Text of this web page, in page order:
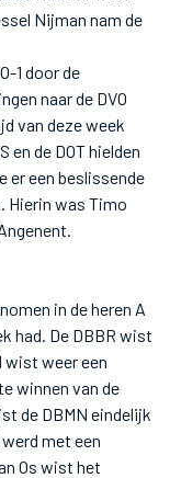
Nijman nam de
1 door de
naar de DVO
van deze week
en de DOT hielden
er een beslissende
Hierin was Timo
in de heren A
had. De DBBR wist
wist weer een
winnen van de
de DBMN eindelijk
met een
Os wist het